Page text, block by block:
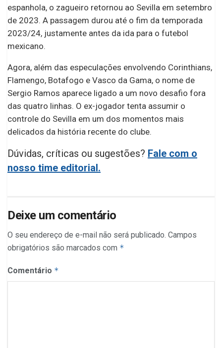
espanhola, o zagueiro retornou ao Sevilla em setembro
de 2023. A passagem durou até o fim da temporada
2023/24, justamente antes da ida para o futebol
mexicano.
Agora, além das especulações envolvendo Corinthians,
Flamengo, Botafogo e Vasco da Gama, o nome de
Sergio Ramos aparece ligado a um novo desafio fora
das quatro linhas. O ex-jogador tenta assumir o
controle do Sevilla em um dos momentos mais
delicados da história recente do clube.
Dúvidas, críticas ou sugestões? Fale com o
nosso time editorial.
Deixe um comentário
O seu endereço de e-mail não será publicado. Campos
obrigatórios são marcados com *
Comentário *